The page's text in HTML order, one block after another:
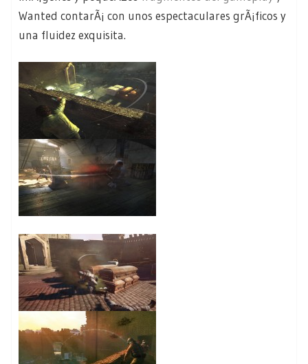
Wanted contarÃ¡ con unos espectaculares grÃ¡ficos y
una fluidez exquisita.